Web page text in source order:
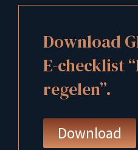
Download
E-checklist
regelen”.
Download